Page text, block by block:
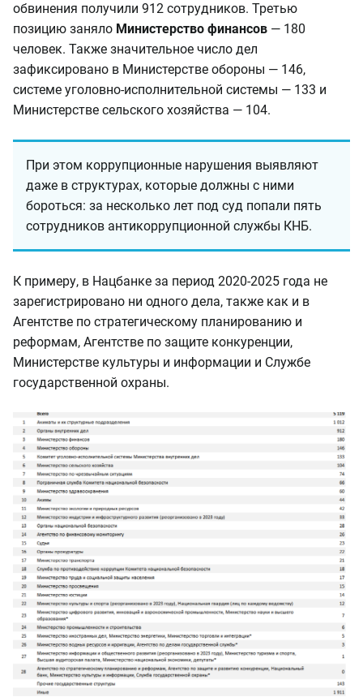
обвинения получили 912 сотрудников. Третью
позицию заняло Министерство финансов — 180
человек. Также значительное число дел
зафиксировано в Министерстве обороны — 146,
системе уголовно-исполнительной системы — 133 и
Министерстве сельского хозяйства — 104.
При этом коррупционные нарушения выявляют
даже в структурах, которые должны с ними
бороться: за несколько лет под суд попали пять
сотрудников антикоррупционной службы КНБ.
К примеру, в Нацбанке за период 2020-2025 года не
зарегистрировано ни одного дела, также как и в
Агентстве по стратегическому планированию и
реформам, Агентстве по защите конкуренции,
Министерстве культуры и информации и Службе
государственной охраны.